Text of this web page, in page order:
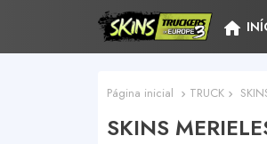
home
Página inicial TRUCK
SKINS